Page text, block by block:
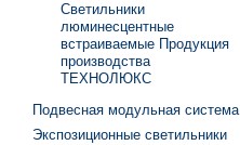
Светильники
люминесцентные
встраиваемые Продукция
производства
ТЕХНОЛЮКС
Подвесная модульная система
Экспозиционные светильники